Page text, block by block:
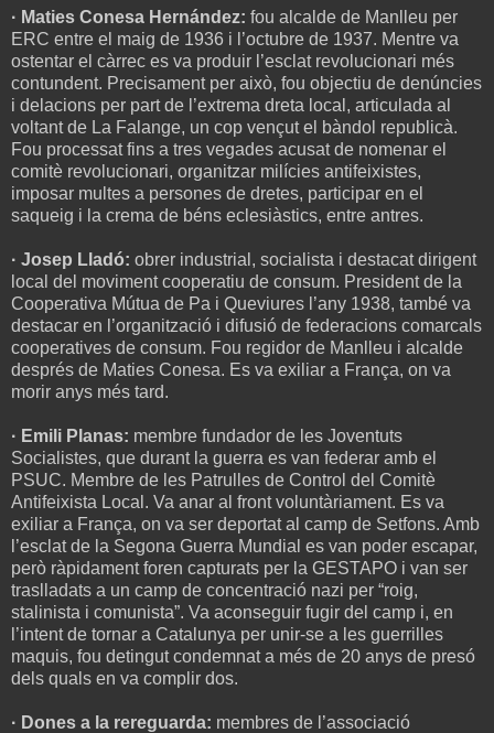
· Maties Conesa Hernández: fou alcalde de Manlleu per
ERC entre el maig de 1936 i l’octubre de 1937. Mentre va
ostentar el càrrec es va produir l’esclat revolucionari més
contundent. Precisament per això, fou objectiu de denúncies
i delacions per part de l’extrema dreta local, articulada al
voltant de La Falange, un cop vençut el bàndol republicà.
Fou processat fins a tres vegades acusat de nomenar el
comitè revolucionari, organitzar milícies antifeixistes,
imposar multes a persones de dretes, participar en el
saqueig i la crema de béns eclesiàstics, entre antres.
· Josep Lladó: obrer industrial, socialista i destacat dirigent
local del moviment cooperatiu de consum. President de la
Cooperativa Mútua de Pa i Queviures l’any 1938, també va
destacar en l’organització i difusió de federacions comarcals
cooperatives de consum. Fou regidor de Manlleu i alcalde
després de Maties Conesa. Es va exiliar a França, on va
morir anys més tard.
· Emili Planas: membre fundador de les Joventuts
Socialistes, que durant la guerra es van federar amb el
PSUC. Membre de les Patrulles de Control del Comitè
Antifeixista Local. Va anar al front voluntàriament. Es va
exiliar a França, on va ser deportat al camp de Setfons. Amb
l’esclat de la Segona Guerra Mundial es van poder escapar,
però ràpidament foren capturats per la GESTAPO i van ser
traslladats a un camp de concentració nazi per “roig,
stalinista i comunista”. Va aconseguir fugir del camp i, en
l’intent de tornar a Catalunya per unir-se a les guerrilles
maquis, fou detingut condemnat a més de 20 anys de presó
dels quals en va complir dos.
· Dones a la rereguarda: membres de l’associació